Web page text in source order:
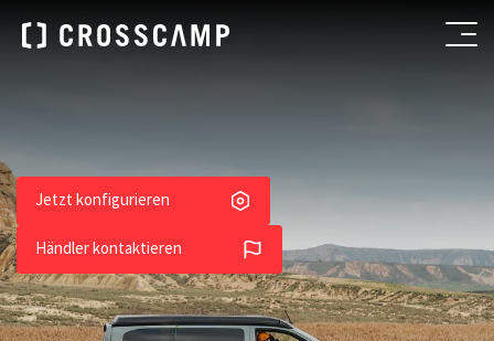
Jetzt konfigurieren
Händler kontaktieren